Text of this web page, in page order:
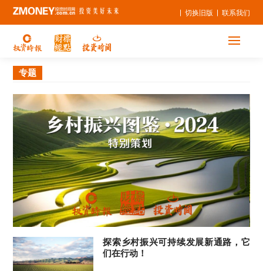
联系我们
切换旧版
专题
探索乡村振兴可持续发展新通路，它
们在行动！